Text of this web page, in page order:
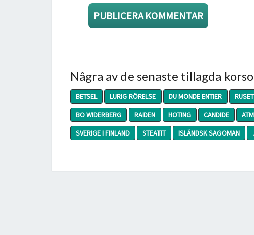
Några av de senaste tillagda
BETSEL LURIG RÖRELSE DU MONDE ENTIER RUSET
BO WIDERBERG
RAIDEN HOTING CANDIDE
SVERIGE I FINLAND
STEATIT ISLÄNDSK SAGOMAN